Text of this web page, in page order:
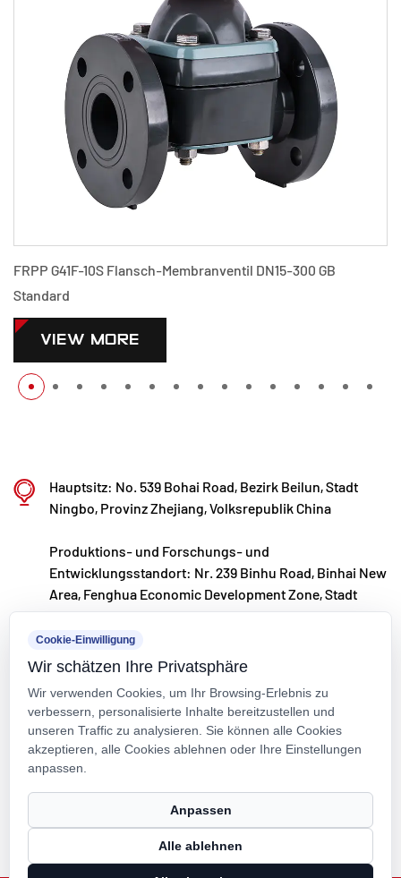
G41F-10S Flansch-Membranventil DN15-300 GB
VIEW MORE
Hauptsitz: No. 539 Bohai Road, Bezirk Beilun, Stadt
Ningbo, Provinz Zhejiang, Volksrepublik China
Produktions- und Forschungs- und
Entwicklungsstandort: Nr. 239 Binhu Road, Binhai New
Area, Fenghua Economic Development Zone, Stadt
Ningbo, Provinz Zhejiang, Volksrepublik China
+86-18067123177
Urheberrecht © Kaixin Pipeline Technologies Co., Ltd. Alle Rechte
vorbehalten.
Smart Cloud
Cookie-Einwilligung
Wir schätzen Ihre Privatsphäre
Wir verwenden Cookies, um Ihr Browsing-Erlebnis zu
verbessern, personalisierte Inhalte bereitzustellen und
unseren Traffic zu analysieren. Sie können alle Cookies
akzeptieren, alle Cookies ablehnen oder Ihre Einstellungen
anpassen.
Anpassen
Alle ablehnen